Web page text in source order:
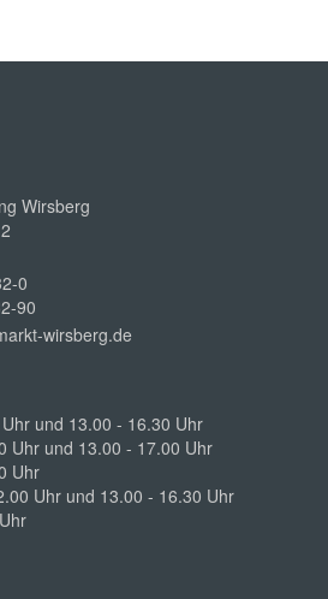
Wirsberg
0
90
wirsberg.de
und 13.00 - 16.30 Uhr
Uhr und 13.00 - 17.00 Uhr
Uhr
Uhr und 13.00 - 16.30 Uhr